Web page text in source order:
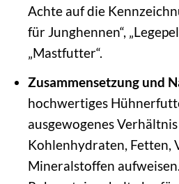
Achte auf die
für Junghennen“,
„Mastfutter“.
Zusammensetzung und
hochwertiges
ausgewogenes
Kohlenhydraten, Fetten,
Mineralstoffen